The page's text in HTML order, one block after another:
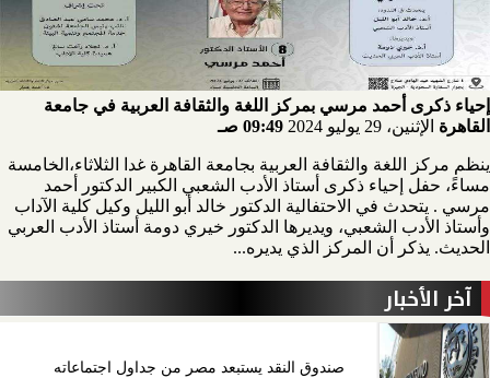
إحياء ذكرى أحمد مرسي بمركز اللغة والثقافة العربية في جامعة
القاهرة الإثنين، 29 يوليو 2024 09:49 صـ
ينظم مركز اللغة والثقافة العربية بجامعة القاهرة غدا الثلاثاء،الخامسة
مساءً، حفل إحياء ذكرى أستاذ الأدب الشعبي الكبير الدكتور أحمد
مرسي . يتحدث في الاحتفالية الدكتور خالد أبو الليل وكيل كلية الآداب
وأستاذ الأدب الشعبي، ويديرها الدكتور خيري دومة أستاذ الأدب العربي
الحديث. يذكر أن المركز الذي يديره...
آخر الأخبار
صندوق النقد يستبعد مصر من جداول اجتماعاته